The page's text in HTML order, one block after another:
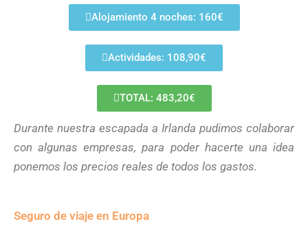
Alojamiento 4 noches: 160€
Actividades: 108,90€
TOTAL: 483,20€
Durante nuestra escapada a Irlanda pudimos colaborar
con algunas empresas, para poder hacerte una idea
ponemos los precios reales de todos los gastos.
Seguro de viaje en Europa